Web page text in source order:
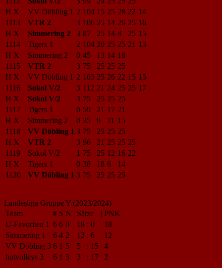
H X
VV Döbling 1 2 104 15 25 28 22 14
1113
VTR 2 3 106 25 14 26 25 16
H X
Simmering 2 3 87 25 14 8 25 15
1114
Tigers 1 2 104 20 25 25 21 13
H X
Simmering 2 0 45 13 14 18
1115
VTR 2 3 75 25 25 25
H X
VV Döbling 1 2 103 25 26 22 15 15
1116
Sokol V/2 3 112 21 24 25 25 17
H X
Sokol V/2 3 75 25 25 25
1117
Tigers 1 0 59 21 17 21
H X
Simmering 2 0 35 9 11 15
1118
VV Döbling 1 3 75 25 25 25
H X
VTR 2 3 96 21 25 25 25
1119
Sokol V/2 1 75 25 12 16 22
H X
Tigers 1 0 38 18 6
14
1120
VV Döbling 1 3 75 25 25 25
Landesliga Gruppe Y (2023/2024)
Team
# S N | Sätze | PNK
U-Favoriten 1 6 6 0 18 : 0
18
Simmering 1
6 4 2 12 : 6
12
VV Döbling 3 6 1 5 5 : 15
4
hotvolleys 3
6 1 5 3 : 17 2